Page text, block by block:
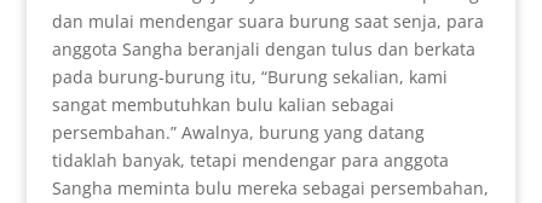
dan mulai mendengar suara burung saat senja, para
anggota Sangha beranjali dengan tulus dan berkata
pada burung-burung itu, “Burung sekalian, kami
sangat membutuhkan bulu kalian sebagai
persembahan.” Awalnya, burung yang datang
tidaklah banyak, tetapi mendengar para anggota
Sangha meminta bulu mereka sebagai persembahan,